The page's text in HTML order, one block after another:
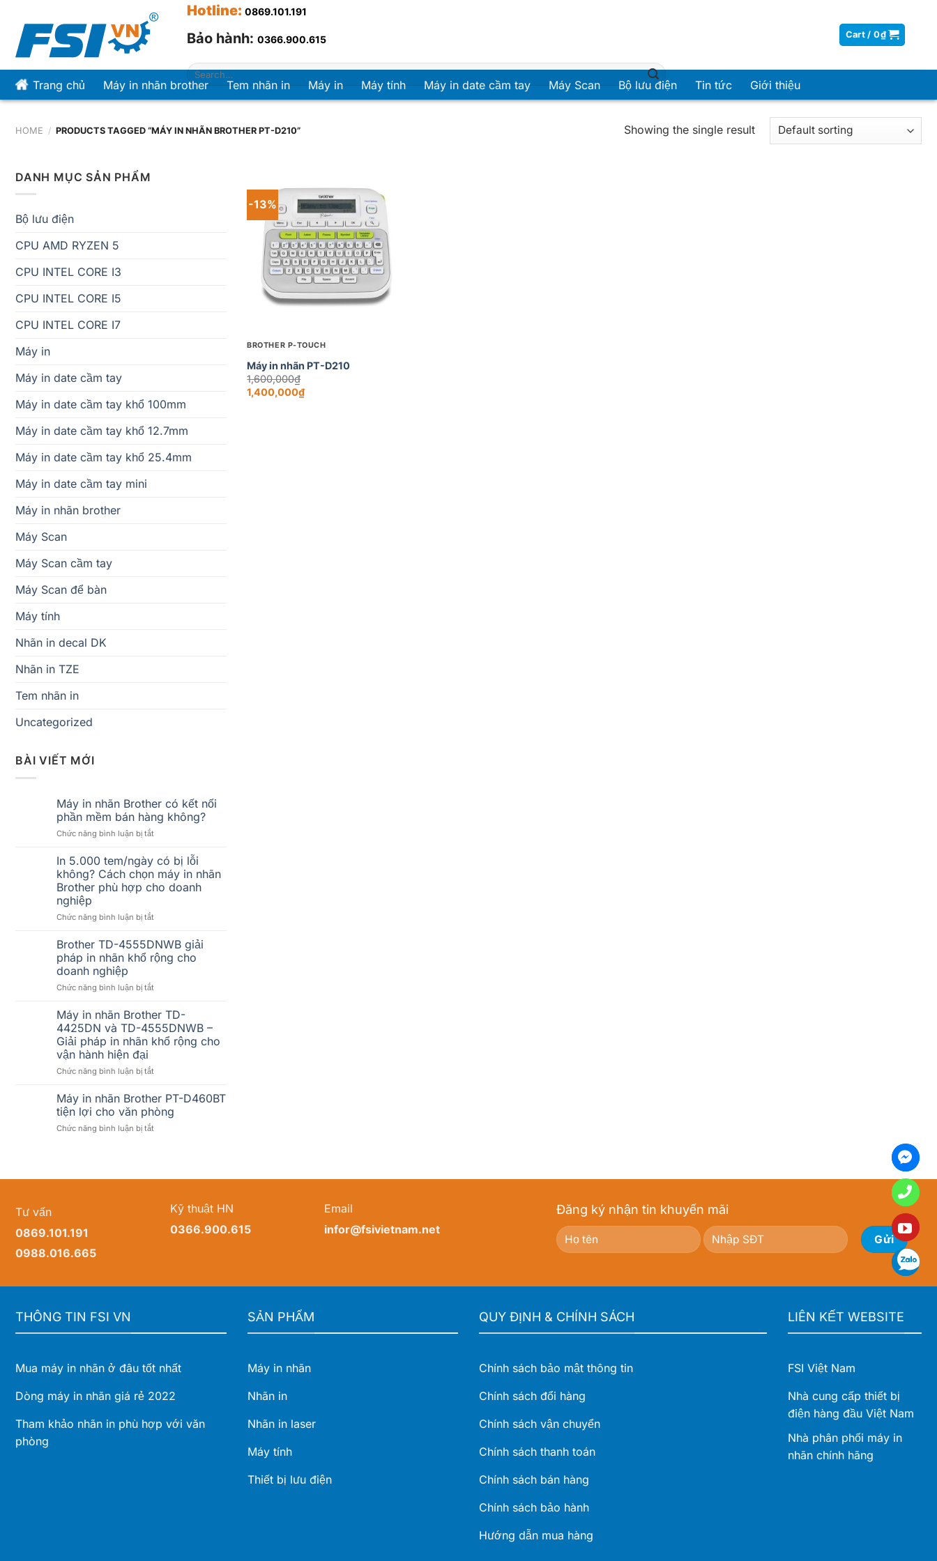
dung
Hotline: 0869.101.191
Bảo hành: 0366.900.615
Search
for:
Cart /0₫
Trang chủ Máy in nhãn brother Tem nhãn in Máy in Máy tính Máy in date cầm tay Máy Scan Bộ lưu điện Tin tức Giới thiệu
HOME / PRODUCTS TAGGED “MÁY IN NHÃN BROTHER PT-D210” Showing the single result
DANH MỤC SẢN PHẨM
Bộ lưu điện
CPU AMD RYZEN 5
CPU INTEL CORE I3
CPU INTEL CORE I5
CPU INTEL CORE I7
Máy in
Máy in date cầm tay
Máy in date cầm tay khổ 100mm
Máy in date cầm tay khổ 12.7mm
Máy in date cầm tay khổ 25.4mm
Máy in date cầm tay mini
Máy in nhãn brother
Máy Scan
Máy Scan cầm tay
Máy Scan để bàn
Máy tính
Nhãn in decal DK
Nhãn in TZE
Tem nhãn in
Uncategorized
BÀI VIẾT MỚI
Máy in nhãn Brother có kết nối
phần mềm bán hàng không?
Chức năng bình luận bị tắtở
in
nhãn
Brother
có
nối
mềm
bán
hàng
In 5.000 tem/ngày có bị lỗi
không? Cách chọn máy in nhãn
Brother phù hợp cho doanh
nghiệp
Chức năng bình luận bị tắtở
5.000
tem/ngày
có
lỗi
Cách
chọn
máy
in
Brother
hợp
cho
doanh
nghiệp
Brother TD-4555DNWB giải
pháp in nhãn khổ rộng cho
doanh nghiệp
Chức năng bình luận bị tắtở
TD-
4555DNWB
giải
pháp
nhãn
rộng
cho
doanh
nghiệp
Máy in nhãn Brother TD-
4425DN và TD-4555DNWB –
Giải pháp in nhãn khổ rộng cho
vận hành hiện đại
Chức năng bình luận bị tắtở
in
nhãn
Brother
TD-
4555DNWB
pháp
nhãn
Máy in nhãn Brother PT-D460BT
tiện lợi cho văn phòng
Chức năng bình luận bị tắtở
-13%
BROTHER P-TOUCH
Máy in nhãn PT-D210
1,600,000₫
price
was:
1,400,000₫
Current
Tư vấn
0869.101.191
0988.016.665
Kỹ thuật HN
0366.900.615
Email
infor@fsivietnam.net
Đăng ký nhận tin khuyến mãi
THÔNG TIN FSI VN
Mua máy in nhãn ở đâu tốt nhất
Dòng máy in nhãn giá rẻ 2022
Tham khảo nhãn in phù hợp với văn
phòng
SẢN PHẨM
Máy in nhãn
Nhãn in
Nhãn in laser
Máy tính
Thiết bị lưu điện
QUY ĐỊNH & CHÍNH SÁCH
Chính sách bảo mật thông tin
Chính sách đổi hàng
Chính sách vận chuyển
Chính sách thanh toán
Chính sách bán hàng
Chính sách bảo hành
Hướng dẫn mua hàng
LIÊN KẾT WEBSITE
FSI Việt Nam
Nhà cung cấp thiết bị
điện hàng đầu Việt Nam
Nhà phân phối máy in
nhãn chính hãng